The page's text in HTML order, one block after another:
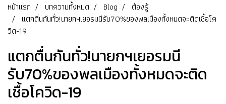
หน้าแรก บทความทั้งหมด Blog
ต้องรู้
แตกตื่นกันทั่ว!นายกฯเยอรมนีรับ70%ของพลเมืองทั้งหมดจะติดเชื้อโค
วิด-19
แตกตื่นกันทั่ว!นายกฯเยอรมนี
รับ70%ของพลเมืองทั้งหมดจะติด
เชื้อโควิด-19